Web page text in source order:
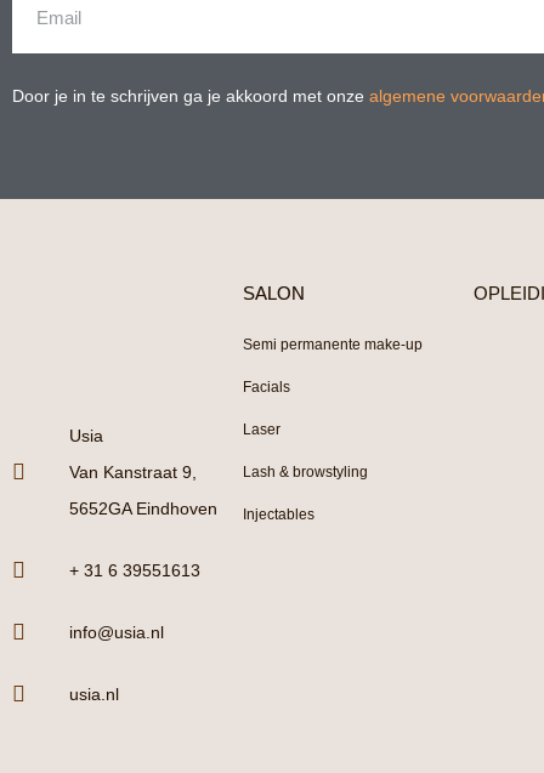
Door je in te schrijven ga je akkoord met onze algemene
Usia
Van Kanstraat 9,
5652GA Eindhoven
+ 31 6 39551613
info@usia.nl
usia.nl
SALON
Semi permanente make-up
Facials
Laser
Lash & browstyling
Injectables